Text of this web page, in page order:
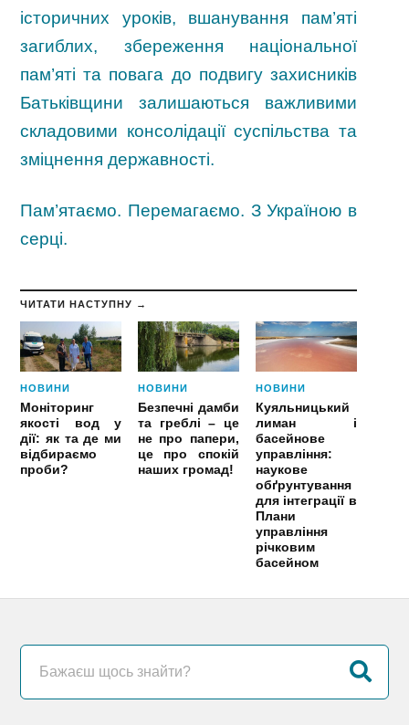
історичних уроків, вшанування пам’яті
загиблих, збереження національної
пам’яті та повага до подвигу захисників
Батьківщини залишаються важливими
складовими консолідації суспільства та
зміцнення державності.
Пам’ятаємо. Перемагаємо. З Україною в
серці.
ЧИТАТИ НАСТУПНУ →
НОВИНИ
Моніторинг
якості вод у
дії: як та де ми
відбираємо
проби?
НОВИНИ
Безпечні дамби
та греблі – це
не про папери,
це про спокій
наших громад!
НОВИНИ
Куяльницький
лиман і
басейнове
управління:
наукове
обґрунтування
для інтеграції в
Плани
управління
річковим
басейном